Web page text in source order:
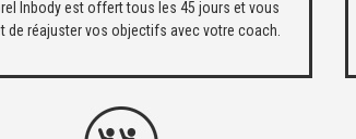
Inbody est offert tous les 45 jours et vous
de réajuster vos objectifs avec votre coach.